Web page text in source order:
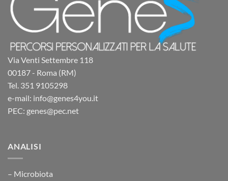
Via Venti Settembre 118
00187 - Roma (RM)
Tel. 351 9105298
e-mail: info@genes4you.it
PEC: genes@pec.net
ANALISI
– Microbiota